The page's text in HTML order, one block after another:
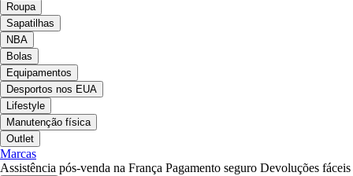
Roupa
Sapatilhas
NBA
Bolas
Equipamentos
Desportos nos EUA
Lifestyle
Manutenção física
Outlet
Marcas
Assistência pós-venda na França Pagamento seguro Devoluções fáceis